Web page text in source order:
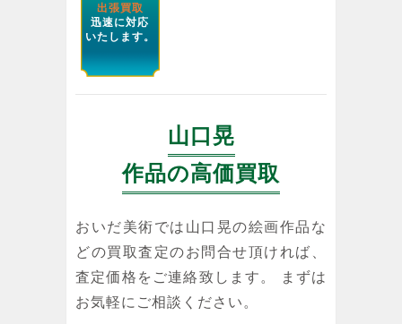
出張買取
迅速に対応
いたします。
山口晃
作品の高価買取
おいだ美術では山口晃の絵画作品な
どの買取査定のお問合せ頂ければ、
査定価格をご連絡致します。 まずは
お気軽にご相談ください。